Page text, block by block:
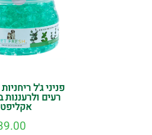
פניני ג'ל
רעים ולרעננות